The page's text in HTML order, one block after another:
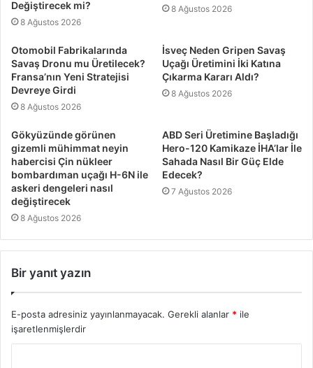
Değiştirecek mi?
8 Ağustos 2026
8 Ağustos 2026
Otomobil Fabrikalarında
Savaş Dronu mu Üretilecek?
Fransa’nın Yeni Stratejisi
Devreye Girdi
8 Ağustos 2026
İsveç Neden Gripen Savaş
Uçağı Üretimini İki Katına
Çıkarma Kararı Aldı?
8 Ağustos 2026
Gökyüzünde görünen
gizemli mühimmat neyin
habercisi Çin nükleer
bombardıman uçağı H-6N ile
askeri dengeleri nasıl
değiştirecek
8 Ağustos 2026
ABD Seri Üretimine Başladığı
Hero-120 Kamikaze İHA’lar İle
Sahada Nasıl Bir Güç Elde
Edecek?
7 Ağustos 2026
Bir yanıt yazın
E-posta adresiniz yayınlanmayacak. Gerekli alanlar * ile
işaretlenmişlerdir